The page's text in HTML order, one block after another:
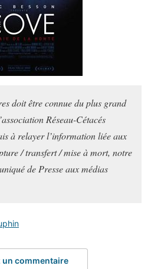
doit être connue du plus grand
Réseau-Cétacés
à relayer l’information liée aux
/ transfert / mise à mort, notre
de Presse aux médias
un commentaire